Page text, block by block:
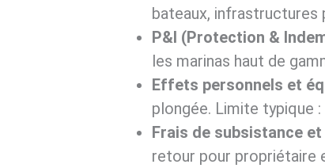
bateaux, infrastructures
P&I (Protection &
les marinas haut de
Effets personnels et
plongée. Limite typique :
Frais de subsistance
retour pour propriétaire